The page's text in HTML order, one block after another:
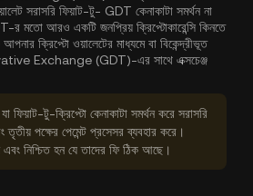
সরাসরি ফিয়াট-টু- GDT কেনাকাটা সমর্থন না
র মতো আরও একটি জনপ্রিয় ক্রিপ্টোকারেন্সি কিনতে
ক্রিপ্টো ওয়ালেটের মাধ্যমে বা বিকেন্দ্রীভূত
Exchange (GDT)-এর সাথে এক্সচেঞ্জ
ফিয়াট-টু-ক্রিপ্টো কেনাকাটা সমর্থন করে সরাসরি
তৃতীয় পক্ষের পেমেন্ট প্রসেসর ব্যবহার করে।
নিশ্চিত হন যে তাদের ফি ঠিক আছে।